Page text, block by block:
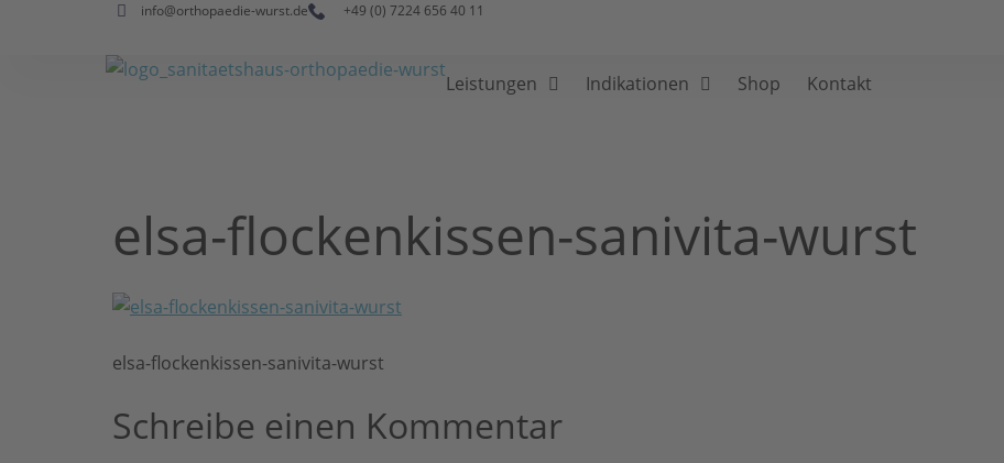
info@orthopaedie-wurst.de +49 (0) 7224 656 40 11
Leistungen Indikationen Shop Kontakt
elsa-flockenkissen-sanivita-wurst
elsa-flockenkissen-sanivita-wurst
Schreibe einen Kommentar